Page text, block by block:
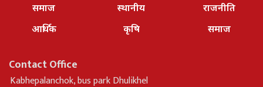
समाज
आर्थिक
स्थानीय
कृषि
राजनीति
समाज
Contact Office
Kabhepalanchok, bus park Dhulikhel